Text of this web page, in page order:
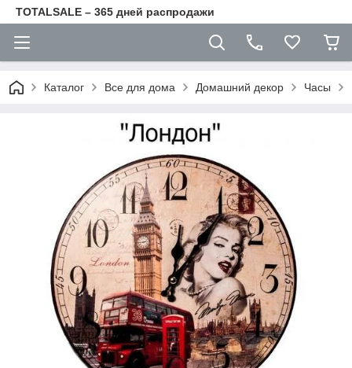
TOTALSALE – 365 дней распродажи
Каталог Все для дома Домашний декор Часы